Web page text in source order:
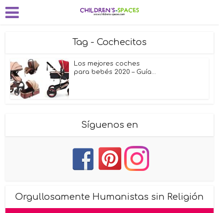
Tag - Cochecitos
Los mejores coches
para bebés 2020 – Guía...
Síguenos en
Orgullosamente Humanistas sin Religión